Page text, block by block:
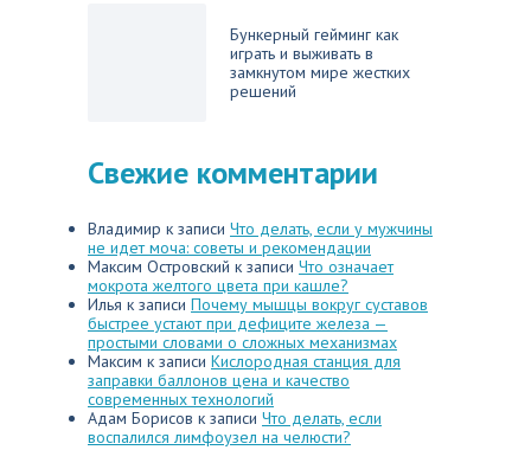
Бункерный гейминг как
играть и выживать в
замкнутом мире жестких
решений
Свежие комментарии
Владимир к записи Что делать, если у мужчины
не идет моча: советы и рекомендации
Максим Островский к записи Что означает
мокрота желтого цвета при кашле?
Илья к записи Почему мышцы вокруг суставов
быстрее устают при дефиците железа —
простыми словами о сложных механизмах
Максим к записи Кислородная станция для
заправки баллонов цена и качество
современных технологий
Адам Борисов к записи Что делать, если
воспалился лимфоузел на челюсти?